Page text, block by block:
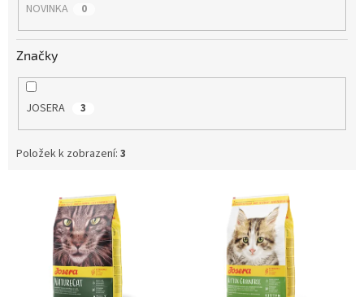
NOVINKA 0
Značky
JOSERA 3
Položek k zobrazení: 3